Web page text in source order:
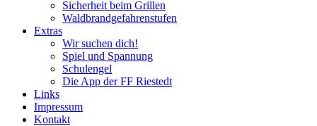
Sicherheit beim Grillen
Waldbrandgefahrenstufen
Extras
Wir suchen dich!
Spiel und Spannung
Schulengel
Die App der FF Riestedt
Links
Impressum
Kontakt